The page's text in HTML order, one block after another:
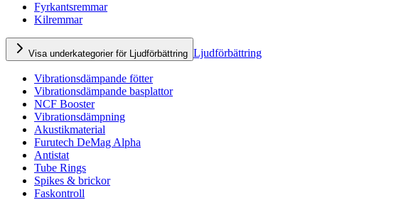
Fyrkantsremmar
Kilremmar
Visa underkategorier för Ljudförbättring Ljudförbättring
Vibrationsdämpande fötter
Vibrationsdämpande basplattor
NCF Booster
Vibrationsdämpning
Akustikmaterial
Furutech DeMag Alpha
Antistat
Tube Rings
Spikes & brickor
Faskontroll